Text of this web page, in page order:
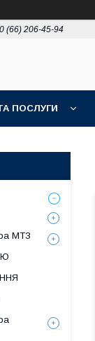
(66) 206-45-94
ПОСЛУГИ
МТЗ